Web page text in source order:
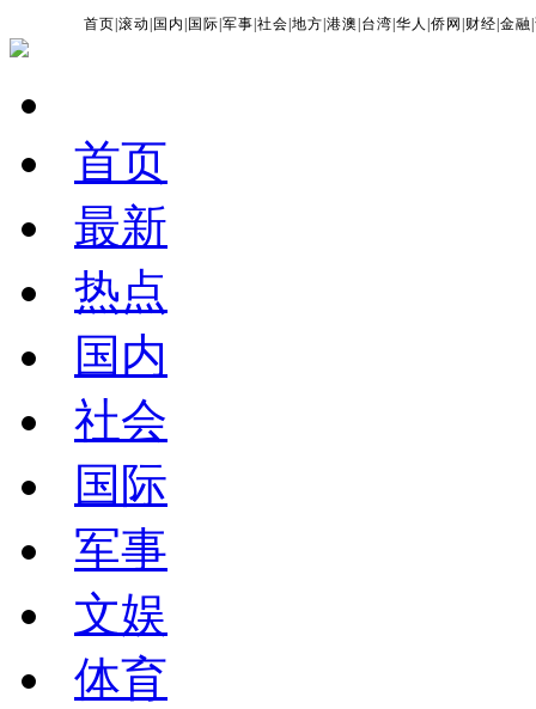
首页 |滚动 国内 国际 |军事 |社会 |地方 |港澳 台湾 |华人 |侨网 财经 |金融 |
首页
最新
热点
国内
社会
国际
军事
文娱
体育